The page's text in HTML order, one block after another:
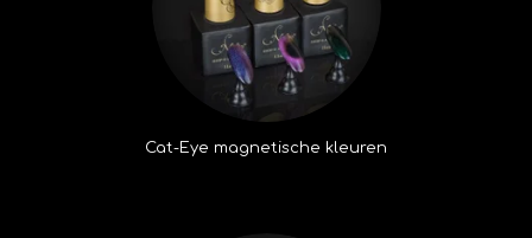
Cat-Eye magnetische kleuren